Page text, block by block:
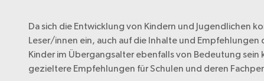
Da sich die Entwicklung von Kindern und Jugendlichen
Leser/innen ein, auch auf die Inhalte und
Kinder im Übergangsalter ebenfalls von Bedeutung
gezieltere Empfehlungen für Schulen und deren